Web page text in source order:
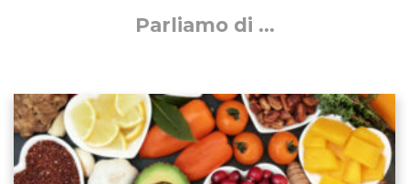
Parliamo di ...